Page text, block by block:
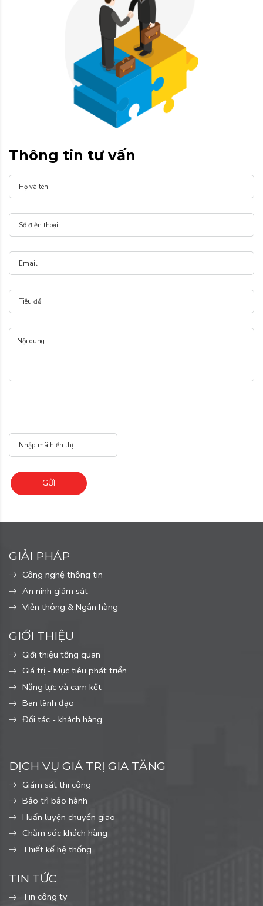
Thông tin tư vấn
GIẢI PHÁP
Công nghệ thông tin
An ninh giám sát
Viễn thông & Ngân hàng
GIỚI THIỆU
Giới thiệu tổng quan
Giá trị - Mục tiêu phát triển
Năng lực và cam kết
Ban lãnh đạo
Đối tác - khách hàng
DỊCH VỤ GIÁ TRỊ GIA TĂNG
Giám sát thi công
Bảo trì bảo hành
Huấn luyện chuyển giao
Chăm sóc khách hàng
Thiết kế hệ thống
TIN TỨC
Tin công ty